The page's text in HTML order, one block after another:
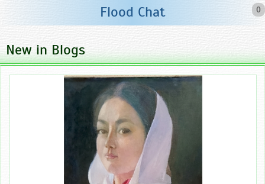
0
Flood Chat
New in Blogs